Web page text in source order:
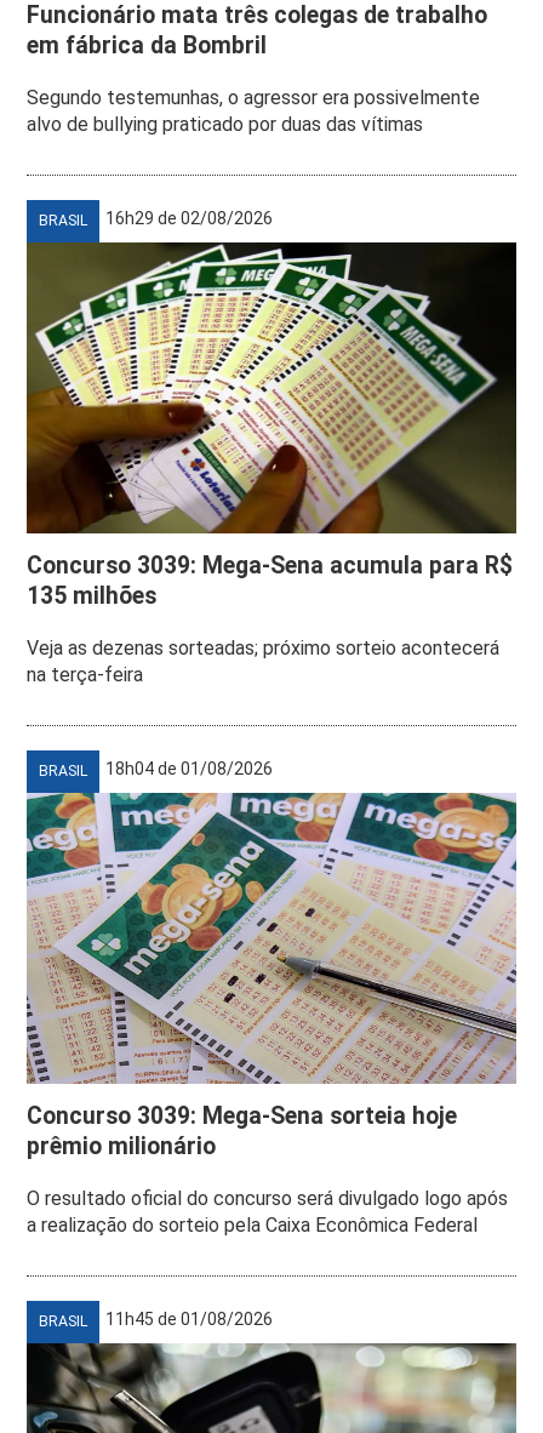
Funcionário mata três colegas de trabalho
em fábrica da Bombril
Segundo testemunhas, o agressor era possivelmente
alvo de bullying praticado por duas das vítimas
BRASIL 16h29 de 02/08/2026
Concurso 3039: Mega-Sena acumula para R$
135 milhões
Veja as dezenas sorteadas; próximo sorteio acontecerá
na terça-feira
BRASIL 18h04 de 01/08/2026
Concurso 3039: Mega-Sena sorteia hoje
prêmio milionário
O resultado oficial do concurso será divulgado logo após
a realização do sorteio pela Caixa Econômica Federal
BRASIL 11h45 de 01/08/2026